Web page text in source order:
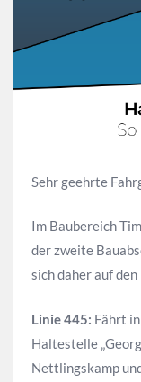
Sehr geehrte
Im Baubereich
der zweite
sich daher auf
Linie 445: Fährt
Haltestelle
Nettlingskamp